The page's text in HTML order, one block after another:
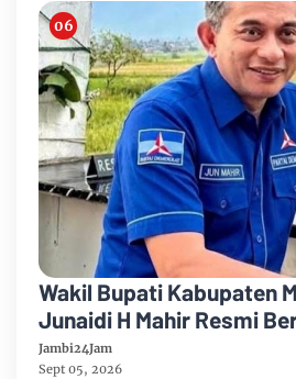
Wakil Bupati Kabupaten
Junaidi H Mahir Resmi
Partai Demikrat
Jambi24Jam
Sept 05, 2026